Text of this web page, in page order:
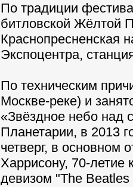
По традиции
битловской Жёлтой
Краснопресненская
Экспоцентра,
По техническим
Москве-реке) и
«Звёздное небо над
Планетарии, в 2013
четверг, в основном
Харрисону, 70-летие
девизом "The